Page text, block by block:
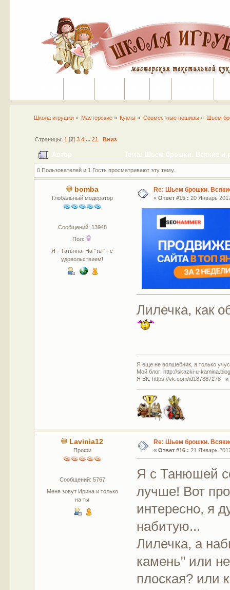
Школа игрушки» Мастерские » Куклы » Совместные пошивы» Шьем
Страницы: 1 [2] 3 4 ... 21 Вниз
Автор Тема: Шьем брошки. Всякие и
0 Пользователей и 1 Гость просматривают эту тему.
bomba
Глобальный модератор
Сообщений: 13948
Пол:
Я - Татьяна. На "ты" - с
удовольствием!
Re: Шьем брошки.
« Ответ #15 : 20 Январь
Лилечка, как
Я еще не волшебник, я только
Мой блог: http://skazki-u-
Я ВК: https://vk.com/id187887278 и
Lavinia12
Профи
Сообщений: 5767
Меня зовут Ирина и только
на ты
Re: Шьем брошки.
« Ответ #16 : 21 Январь
Я с Танюшей
лучше! Вот
интересно, я
набитую...
Лилечка, а
камень" или
плоская? или